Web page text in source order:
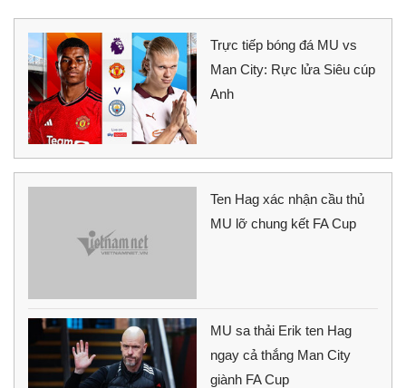
Trực tiếp bóng đá MU vs
Man City: Rực lửa Siêu cúp
Anh
Ten Hag xác nhận cầu thủ
MU lỡ chung kết FA Cup
MU sa thải Erik ten Hag
ngay cả thắng Man City
giành FA Cup